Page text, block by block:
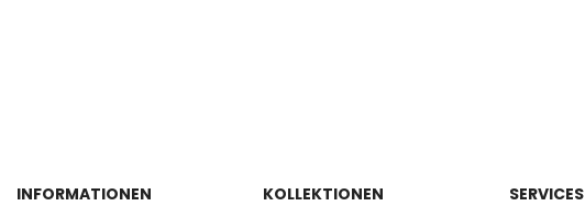
INFORMATIONEN KOLLEKTIONEN SERVICES